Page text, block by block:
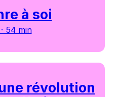
à soi
54 min
révolution